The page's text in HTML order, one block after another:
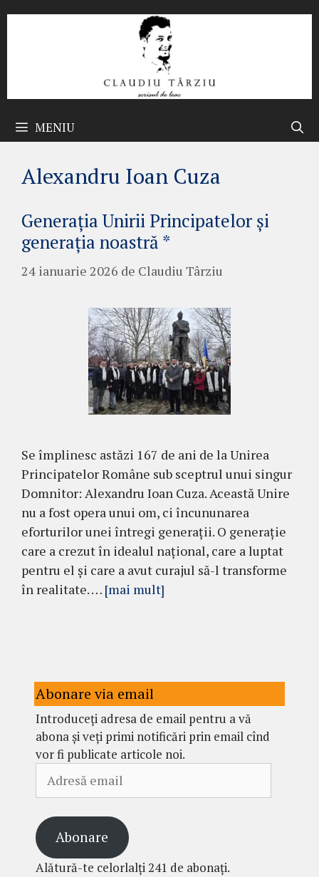
MENIU
Alexandru Ioan Cuza
Generația Unirii Principatelor și
generația noastră *
24 ianuarie 2026 de Claudiu Târziu
Se împlinesc astăzi 167 de ani de la Unirea
Principatelor Române sub sceptrul unui singur
Domnitor: Alexandru Ioan Cuza. Această Unire
nu a fost opera unui om, ci încununarea
eforturilor unei întregi generații. O generație
care a crezut în idealul național, care a luptat
pentru el și care a avut curajul să-l transforme
în realitate. … [mai mult]
Abonare via email
Introduceți adresa de email pentru a vă
abona și veți primi notificări prin email cînd
vor fi publicate articole noi.
email
Abonare
Alătură-te celorlalți 241 de abonați.